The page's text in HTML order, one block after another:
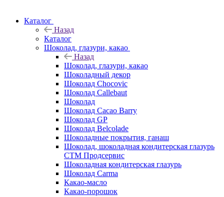
Каталог
Назад
Каталог
Шоколад, глазури, какао
Назад
Шоколад, глазури, какао
Шоколадный декор
Шоколад Chocovic
Шоколад Callebaut
Шоколад
Шоколад Cacao Barry
Шоколад GP
Шоколад Belcolade
Шоколадные покрытия, ганаш
Шоколад, шоколадная кондитерская глазурь
СТМ Продсервис
Шоколадная кондитерская глазурь
Шоколад Carma
Какао-масло
Какао-порошок